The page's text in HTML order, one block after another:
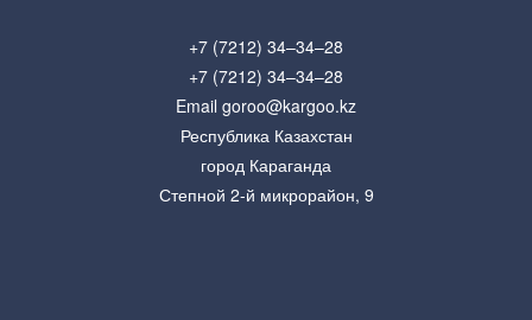
+7 (7212) 34–34–28
+7 (7212) 34–34–28
Email goroo@kargoo.kz
Республика Казахстан
город Караганда
Степной 2-й микрорайон, 9